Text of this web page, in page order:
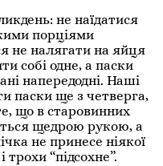
не наїдатися
порціями
не налягати на яйця
собі одне, а паски
напередодні. Наші
паски ще з четверга,
що в старовинних
щедрою рукою, а
не принесе ніякої
“підсохне”.